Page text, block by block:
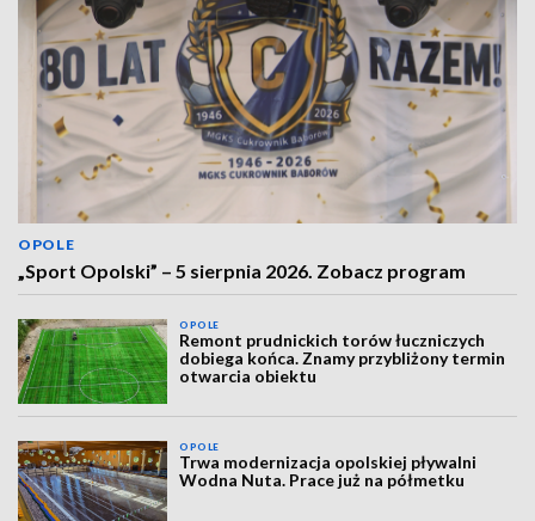
OPOLE
„Sport Opolski” – 5 sierpnia 2026. Zobacz program
OPOLE
Remont prudnickich torów łuczniczych
dobiega końca. Znamy przybliżony termin
otwarcia obiektu
OPOLE
Trwa modernizacja opolskiej pływalni
Wodna Nuta. Prace już na półmetku